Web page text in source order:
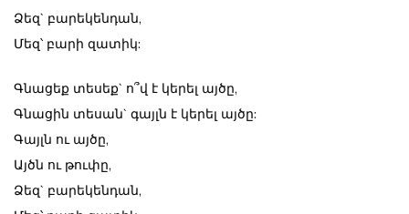
Ձեզ` բարեկենդան,
Մեզ՝ բարի զատիկ:
Գնացեք տեսեք` ո՞վ է կերել այծը,
Գնացին տեսան` գայլն է կերել այծը:
Գայլն ու այծը,
Այծն ու թուփը,
Ձեզ` բարեկենդան,